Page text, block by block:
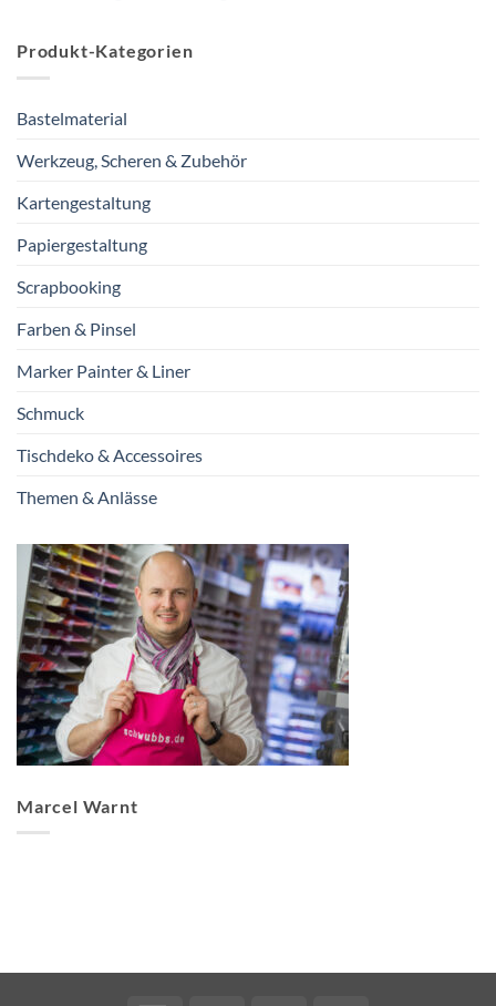
Produkt-Kategorien
Bastelmaterial
Werkzeug, Scheren & Zubehör
Kartengestaltung
Papiergestaltung
Scrapbooking
Farben & Pinsel
Marker Painter & Liner
Schmuck
Tischdeko & Accessoires
Themen & Anlässe
Marcel Warnt